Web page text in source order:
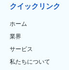
クイックリンク
ホーム
業界
サービス
私たちについて